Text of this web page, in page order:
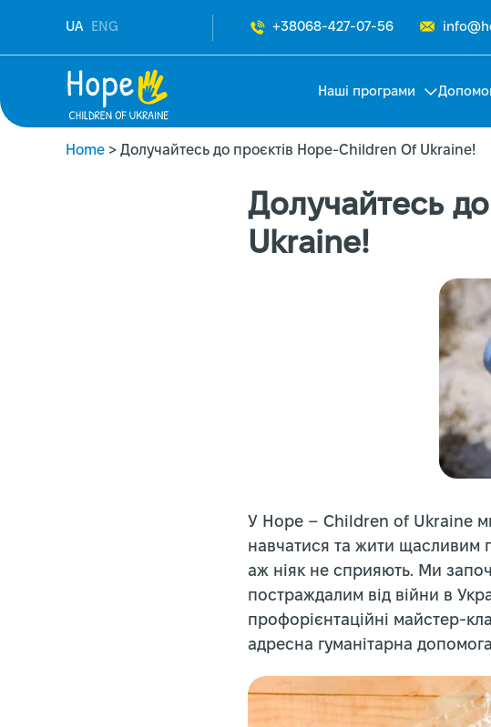
UA ENG +38068-427-07-56
Наші програми
Home > Долучайтесь до проєктів Hope-Children Of Ukraine!
Долучайтесь
Ukraine!
У Hope – Children of Ukraine
навчатися та жити щасливим
аж ніяк не сприяють. Ми
постраждалим від війни в
профорієнтаційні майстер-
адресна гуманітарна